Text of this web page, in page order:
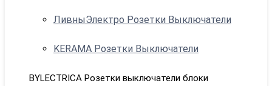
ЛивныЭлектро Розетки Выключатели
KERAMA Розетки Выключатели
BYLECTRICA Розетки выключатели блоки